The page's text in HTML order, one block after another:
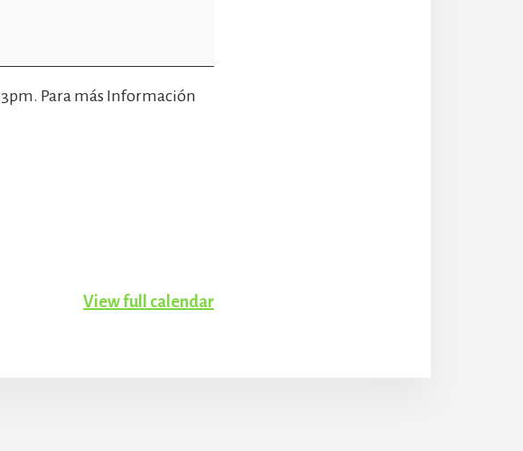
3pm. Para más Información
View full calendar